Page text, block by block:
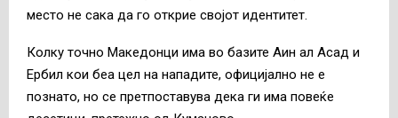
место не сака да го открие својот идентитет.
Колку точно Македонци има во базите Аин ал Асад и
Ербил кои беа цел на нападите, официјално не е
познато, но се претпоставува дека ги има повеќе